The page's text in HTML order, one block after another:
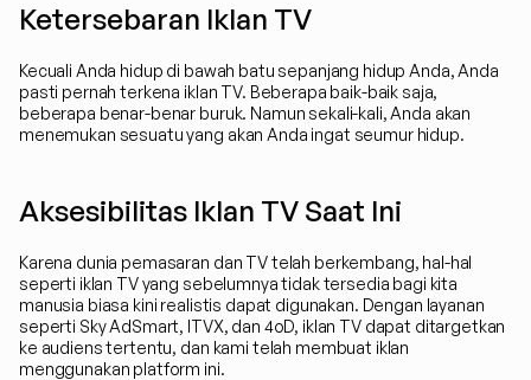
Ketersebaran Iklan TV
Kecuali Anda hidup di bawah batu sepanjang hidup Anda, Anda
pasti pernah terkena iklan TV. Beberapa baik-baik saja,
beberapa benar-benar buruk. Namun sekali-kali, Anda akan
menemukan sesuatu yang akan Anda ingat seumur hidup.
Aksesibilitas Iklan TV Saat Ini
Karena dunia pemasaran dan TV telah berkembang, hal-hal
seperti iklan TV yang sebelumnya tidak tersedia bagi kita
manusia biasa kini realistis dapat digunakan. Dengan layanan
seperti Sky AdSmart, ITVX, dan 4oD, iklan TV dapat ditargetkan
ke audiens tertentu, dan kami telah membuat iklan
menggunakan platform ini.